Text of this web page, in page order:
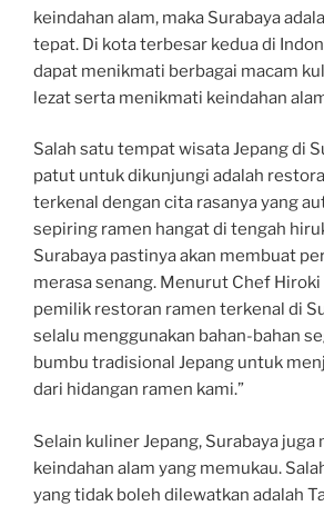
keindahan alam, maka Surabaya
tepat. Di kota terbesar kedua di
dapat menikmati berbagai macam
lezat serta menikmati keindahan
Salah satu tempat wisata Jepang di
patut untuk dikunjungi adalah
terkenal dengan cita rasanya yang
sepiring ramen hangat di tengah
Surabaya pastinya akan membuat
merasa senang. Menurut Chef Hiroki
pemilik restoran ramen terkenal di
selalu menggunakan bahan-bahan
bumbu tradisional Jepang untuk
dari hidangan ramen kami.”
Selain kuliner Jepang, Surabaya juga
keindahan alam yang memukau.
yang tidak boleh dilewatkan adalah